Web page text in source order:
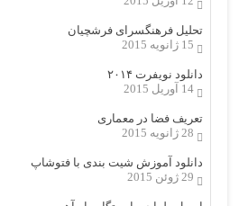
تحلیل فرهنگسرای فرشچیان
15 ژانویه 2015
دانلود نویفرت ۲۰۱۴
14 آوریل 2015
تعریف فضا در معماری
28 ژانویه 2015
دانلود آموزش شیت بندی با فتوشاپ
29 ژوئن 2015